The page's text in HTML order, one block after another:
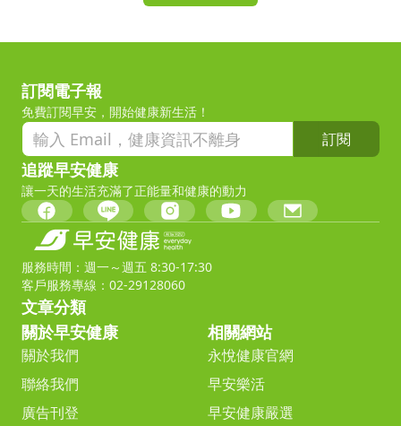
訂閱電子報
免費訂閱早安，開始健康新生活！
訂閱
追蹤早安健康
讓一天的生活充滿了正能量和健康的動力
服務時間：週一～週五 8:30-17:30
客戶服務專線：02-29128060
文章分類
關於早安健康
關於我們
聯絡我們
廣告刊登
相關網站
永悅健康官網
早安樂活
早安健康嚴選